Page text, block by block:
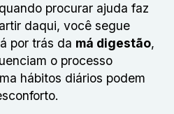
procurar ajuda faz
daqui, você segue
por trás da má digestão,
o processo
hábitos diários podem